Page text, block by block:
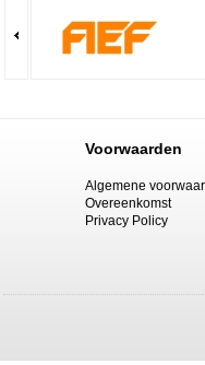
Voorwaarden
Algemene
Overeenkomst
Privacy Policy